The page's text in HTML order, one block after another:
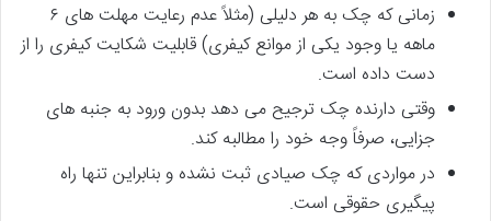
زمانی که چک به هر دلیلی (مثلاً عدم رعایت مهلت های ۶
ماهه یا وجود یکی از موانع کیفری) قابلیت شکایت کیفری را از
دست داده است.
وقتی دارنده چک ترجیح می دهد بدون ورود به جنبه های
جزایی، صرفاً وجه خود را مطالبه کند.
در مواردی که چک صیادی ثبت نشده و بنابراین تنها راه
پیگیری حقوقی است.